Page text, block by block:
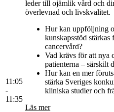
11:05
-
11:35
leder till ojämlik vård och
överlevnad och livskvalitet.
Hur kan uppföljning
kunskapsstöd
cancervård?
Vad krävs för att nya
patienterna – särskilt
Hur kan en mer
stärka Sveriges
kliniska studier och
Läs mer